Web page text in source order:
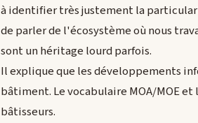
à identifier très justement la
de parler de l'écosystème où nous
sont un héritage lourd parfois.
Il explique que les développements
bâtiment. Le vocabulaire MOA/MOE
bâtisseurs.